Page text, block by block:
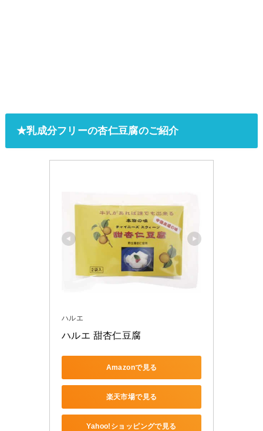
★乳成分フリーの杏仁豆腐のご紹介
ハルエ
ハルエ 甜杏仁豆腐
Amazonで見る
楽天市場で見る
Yahoo!ショッピングで見る